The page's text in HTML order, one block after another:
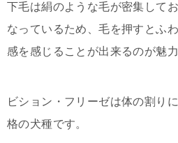
下毛は絹のような毛が密集して
なっているため、毛を押すとふ
感を感じることが出来るのが魅力
ビション・フリーゼは体の割り
格の犬種です。